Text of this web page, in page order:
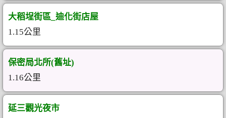
大稻埕街區_迪化街店屋
1.15公里
保密局北所(舊址)
1.16公里
延三觀光夜市